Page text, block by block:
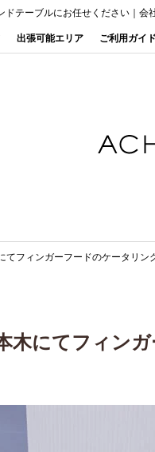
ドテーブルにお任せください 会
出張可能エリア ご利用ガイド
てフィンガーフードのケータリン
木にてフィンガ